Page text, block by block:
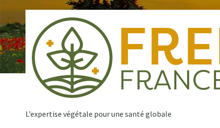
contenu
principal
L’expertise végétale pour une santé globale